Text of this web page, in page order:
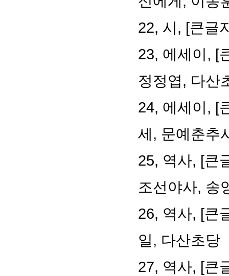
22, 시, [큰글
23, 에세이, [
정정엽, 다산
24, 에세이, [
세, 문예춘추
25, 역사, [큰
조선야사, 송
26, 역사, [큰
일, 다산초당
27, 역사, [큰